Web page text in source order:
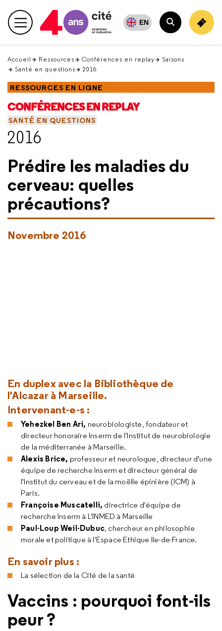
en
haut Menu principal EN
Rechercher
Accueil Ressources Conférences en replay
Saisons
Santé en questions
2016
RESSOURCES EN LIGNE
CONFÉRENCES EN REPLAY
SANTÉ EN QUESTIONS
2016
Prédire les maladies du
cerveau: quelles
précautions?
Novembre 2016
En duplex avec la Bibliothèque de
l'Alcazar à Marseille.
Intervenant-e-s :
Yehezkel Ben Ari, neurobiologiste, fondateur et
directeur honoraire Inserm de l'Institut de neurobiologie
de la méditerranée à Marseille.
Alexis Brice, professeur et neurologue, directeur d'une
équipe de recherche Inserm et directeur général de
l'Institut du cerveau et de la moëlle épinière (ICM) à
Paris.
Françoise Muscatelli, directrice d'équipe de
recherche Inserm à L'INMED à Marseille
Paul-Loup Weil-Dubuc, chercheur en philosophie
morale et politique à l'Espace Ethique Ile-de-France.
En savoir plus :
La sélection de la Cité de la santé
Vaccins : pourquoi font-ils
peur ?